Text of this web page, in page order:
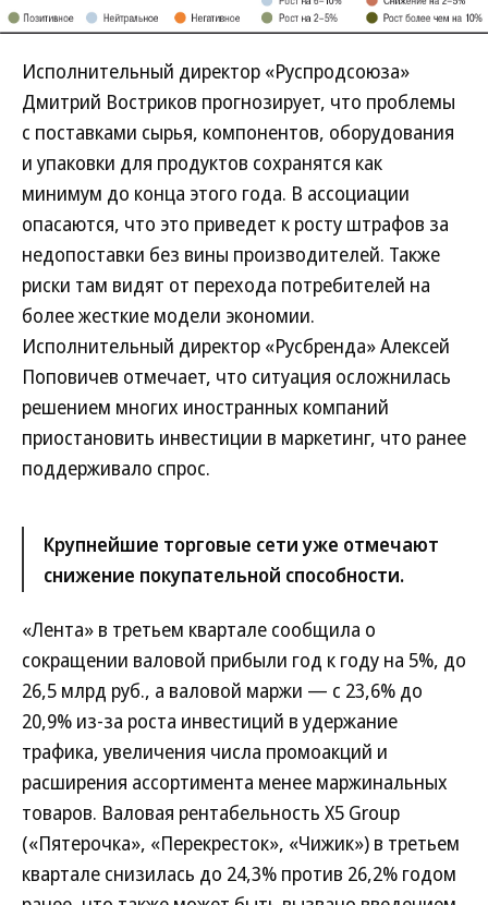
Исполнительный директор «Руспродсоюза»
Дмитрий Востриков прогнозирует, что проблемы
с поставками сырья, компонентов, оборудования
и упаковки для продуктов сохранятся как
минимум до конца этого года. В ассоциации
опасаются, что это приведет к росту штрафов за
недопоставки без вины производителей. Также
риски там видят от перехода потребителей на
более жесткие модели экономии.
Исполнительный директор «Русбренда» Алексей
Поповичев отмечает, что ситуация осложнилась
решением многих иностранных компаний
приостановить инвестиции в маркетинг, что ранее
поддерживало спрос.
Крупнейшие торговые сети уже отмечают
снижение покупательной способности.
«Лента» в третьем квартале сообщила о
сокращении валовой прибыли год к году на 5%, до
26,5 млрд руб., а валовой маржи — с 23,6% до
20,9% из-за роста инвестиций в удержание
трафика, увеличения числа промоакций и
расширения ассортимента менее маржинальных
товаров. Валовая рентабельность X5 Group
(«Пятерочка», «Перекресток», «Чижик») в третьем
квартале снизилась до 24,3% против 26,2% годом